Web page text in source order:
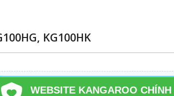
KG100HK
WEBSITE KANGAROO CHÍNH